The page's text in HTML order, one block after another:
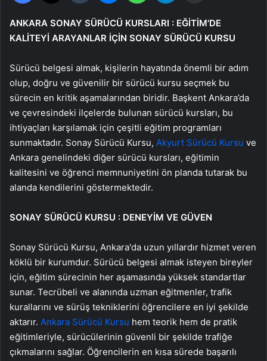
ANKARA SONAY SÜRÜCÜ KURSLARI : EĞİTİM'DE
KALİTEYİ ARAYANLAR İÇİN SONAY SÜRÜCÜ KURSU
Sürücü belgesi almak, kişilerin hayatında önemli bir adım
olup, doğru ve güvenilir bir sürücü kursu seçmek bu
sürecin en kritik aşamalarından biridir. Başkent Ankara’da
ve çevresindeki ilçelerde bulunan sürücü kursları, bu
ihtiyaçları karşılamak için çeşitli eğitim programları
sunmaktadır. Sonay Sürücü Kursu, Akyurt Sürücü Kursu ve
Ankara genelindeki diğer sürücü kursları, eğitimin
kalitesini ve öğrenci memnuniyetini ön planda tutarak bu
alanda kendilerini göstermektedir.
SONAY SÜRÜCÜ KURSU : DENEYİM VE GÜVEN
Sonay Sürücü Kursu, Ankara'da uzun yıllardır hizmet veren
köklü bir kurumdur. Sürücü belgesi almak isteyen bireyler
için, eğitim sürecinin her aşamasında yüksek standartlar
sunar. Tecrübeli ve alanında uzman eğitmenler, trafik
kurallarını ve sürüş tekniklerini öğrencilere en iyi şekilde
aktarır. Ankara Sürücü Kursu hem teorik hem de pratik
eğitimleriyle, sürücülerinin güvenli bir şekilde trafiğe
çıkmalarını sağlar. Öğrencilerin en kısa sürede başarılı